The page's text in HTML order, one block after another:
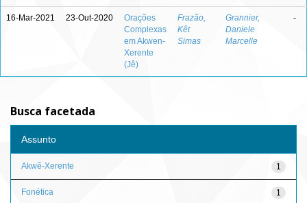
16-Mar-2021 23-Out-2020
Orações
Complexas
em Akwen-
Xerente
(Jê)
Frazão,
Kêt
Simas
Grannier,
Daniele
Marcelle
-
Busca facetada
Assunto
1
Akwẽ-Xerente
1
Fonética